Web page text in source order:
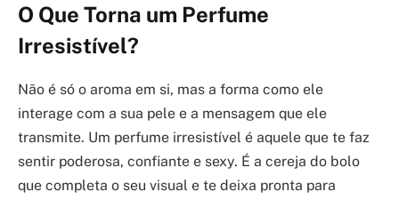
O Que Torna um Perfume
Irresistível?
Não é só o aroma em si, mas a forma como ele
interage com a sua pele e a mensagem que ele
transmite. Um perfume irresistível é aquele que te faz
sentir poderosa, confiante e sexy. É a cereja do bolo
que completa o seu visual e te deixa pronta para